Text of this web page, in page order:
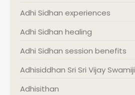
Adhi Sidhan experiences
Adhi Sidhan healing
Adhi Sidhan session benefits
Adhisiddhan Sri Sri Vijay Swamiji
Adhisithan